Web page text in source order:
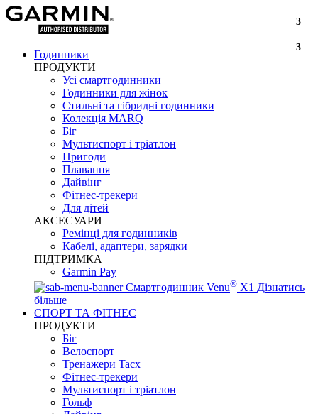
Годинники
ПРОДУКТИ
Усі смартгодинники
Годинники для жінок
Стильні та гібридні годинники
Колекція MARQ
Біг
Мультиспорт і тріатлон
Пригоди
Плавання
Дайвінг
Фітнес-трекери
Для дітей
АКСЕСУАРИ
Ремінці для годинників
Кабелі, адаптери, зарядки
ПІДТРИМКА
Garmin Pay
Смартгодинник Venu® X1 Дізнатись
більше
СПОРТ ТА ФІТНЕС
ПРОДУКТИ
Біг
Велоспорт
Тренажери Tacx
Фітнес-трекери
Мультиспорт і тріатлон
Гольф
3
3